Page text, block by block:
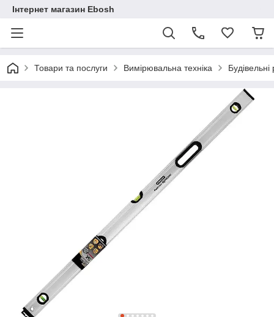
Інтернет магазин Ebosh
Товари та послуги Вимірювальна техніка Будівельні